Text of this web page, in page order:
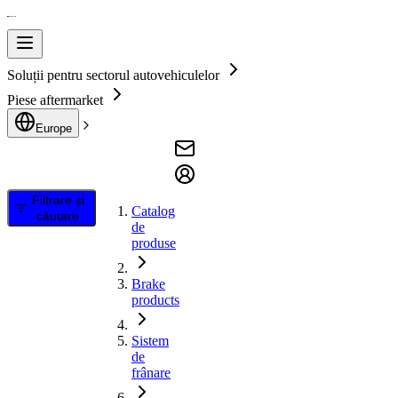
Soluții pentru sectorul autovehiculelor
Piese aftermarket
Europe
Filtrare și
căutare
Catalog
de
produse
Brake
products
Sistem
de
frânare